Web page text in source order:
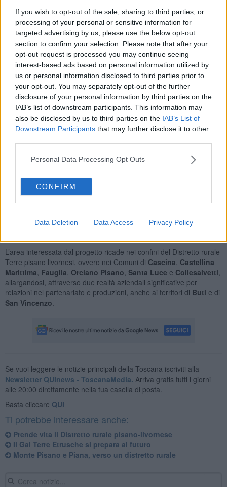
If you wish to opt-out of the sale, sharing to third parties, or
processing of your personal or sensitive information for
targeted advertising by us, please use the below opt-out
section to confirm your selection. Please note that after your
opt-out request is processed you may continue seeing
interest-based ads based on personal information utilized by
us or personal information disclosed to third parties prior to
your opt-out. You may separately opt-out of the further
disclosure of your personal information by third parties on the
IAB’s list of downstream participants. This information may
also be disclosed by us to third parties on the IAB’s List of
Downstream Participants that may further disclose it to other
Personal Data Processing Opt Outs
CONFIRM
Data Deletion Data Access Privacy Policy
sala consiliare del Comune di Cascina.
"Siamo felici di darvi ospitalità in questa assemblea fondativa - ha
detto l'assessore all'AmbientePaolo Cipolli- abbiamo aderito con
entusiasmo a questo progetto per affacciarsi di nuovo sul tema
dell’agricoltura, che nei decenni passati non ha avuto troppo
spazio.Cascina ha sempre avuto un’importante tradizione
orticola: mi preme sottolineare l’importanza strategica di questa
sinergia per losviluppo agricolo dei territori coinvolti":
L'obiettivo dell'associazione è quello dipotenziare il sistema
promozione delle specificità del territorio, con particolare attenzione
eccellenze produttive nei settori agricoli e agroalimentari
in sinergia con le imprese della ristorazione e del turismo.
Particolare attenzione, infatti, sarà data al rapporto con la
ristorazione collettiva pubblica, in modo particolare dei piccoli
Comuni, perché possa crescere, attraverso il consumo diretto, la
conoscenza delle produzioni locali anche per i cittadini in età
L’area interessata dal progetto ricade nei confini del Distretto rurale
Terre pisano livornesi, ovvero nei Comuni di Cascina Castellina
Marittima Fauglia Orciano Pisano Santa Luce e Collesalvetti
allargandosi, attraverso due realtà aziendali significative per
relazioni nel partenariato e produzioni, anche ai territori di Buti e di
San Vincenzo
Se vuoi leggere le notizie principali della Toscana iscriviti alla
Newsletter QUInews - ToscanaMedia. Arriva gratis tutti i giorni
alle 20:00 direttamente nella tua casella di posta.
Basta cliccare QUI
Ti potrebbe interessare anche:
Prende vita il Distretto rurale pisano-livornese
Il Gal Terre Etrusche si prepara al futuro
Monte Pisano e Piana, verso un distretto rurale